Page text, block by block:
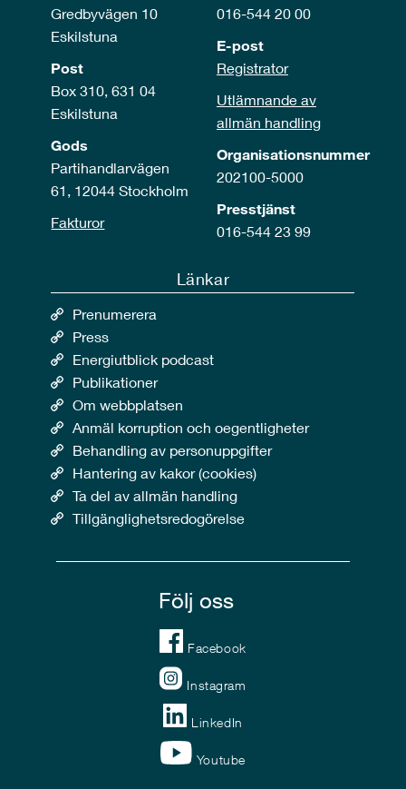
Gredbyvägen 10
Eskilstuna
Post
Box 310, 631 04
Eskilstuna
Gods
Partihandlarvägen
61, 12044 Stockholm
Fakturor
016-544 20 00
E-post
Registrator
Utlämnande av
allmän handling
Organisationsnummer
202100-5000
Presstjänst
016-544 23 99
Länkar
Prenumerera
Press
Energiutblick podcast
Publikationer
Om webbplatsen
Anmäl korruption och oegentligheter
Behandling av personuppgifter
Hantering av kakor (cookies)
Ta del av allmän handling
Tillgänglighetsredogörelse
Följ oss
Facebook
Instagram
LinkedIn
Youtube